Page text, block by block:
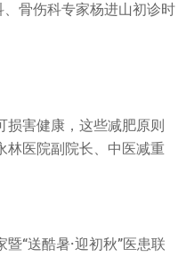
、骨伤科专家杨进山初诊时
损害健康，这些减肥原则
林医院副院长、中医减重
暨“送酷暑·迎初秋”医患联